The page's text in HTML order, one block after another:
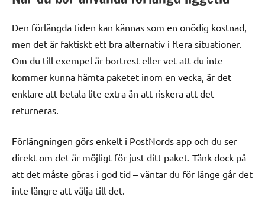
Den förlängda tiden kan kännas som en onödig kostnad,
men det är faktiskt ett bra alternativ i flera situationer.
Om du till exempel är bortrest eller vet att du inte
kommer kunna hämta paketet inom en vecka, är det
enklare att betala lite extra än att riskera att det
returneras.
Förlängningen görs enkelt i PostNords app och du ser
direkt om det är möjligt för just ditt paket. Tänk dock på
att det måste göras i god tid – väntar du för länge går det
inte längre att välja till det.